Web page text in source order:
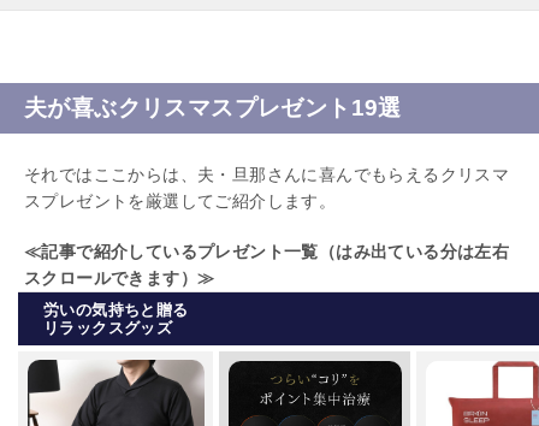
夫が喜ぶクリスマスプレゼント19選
それではここからは、夫・旦那さんに喜んでもらえるクリスマ
スプレゼントを厳選してご紹介します。
≪記事で紹介しているプレゼント一覧（はみ出ている分は左右
スクロールできます）≫
労いの気持ちと贈る
リラックスグッズ